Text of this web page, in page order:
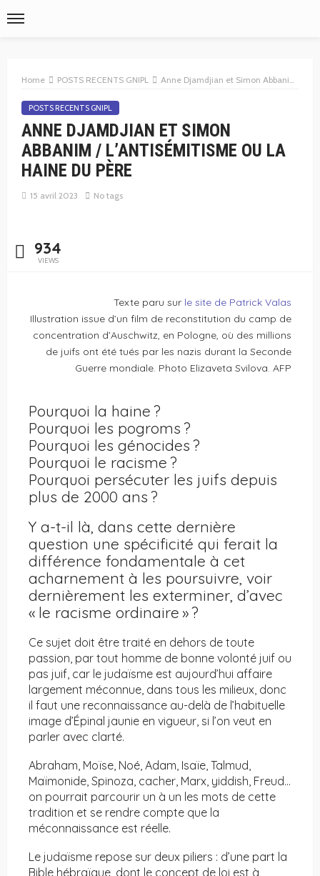
Home POSTS RECENTS GNIPL Anne Djamdjian et Simon Abbanim / L’antisémitisme ou la haine du père
POSTS RECENTS GNIPL
ANNE DJAMDJIAN ET SIMON
ABBANIM / L’ANTISÉMITISME OU LA
HAINE DU PÈRE
15 avril 2023 No tags
934
VIEWS
Texte paru sur le site de Patrick Valas
Illustration issue d’un film de reconstitution du camp de
concentration d’Auschwitz, en Pologne, où des millions
de juifs ont été tués par les nazis durant la Seconde
Guerre mondiale. Photo Elizaveta Svilova. AFP
Pourquoi la haine ?
Pourquoi les pogroms ?
Pourquoi les génocides ?
Pourquoi le racisme ?
Pourquoi persécuter les juifs depuis
plus de 2000 ans ?
Y a-t-il là, dans cette dernière
question une spécificité qui ferait la
différence fondamentale à cet
acharnement à les poursuivre, voir
dernièrement les exterminer, d’avec
« le racisme ordinaire » ?
Ce sujet doit être traité en dehors de toute
passion, par tout homme de bonne volonté juif ou
pas juif, car le judaïsme est aujourd’hui affaire
largement méconnue, dans tous les milieux, donc
il faut une reconnaissance au-delà de l’habituelle
image d’Épinal jaunie en vigueur, si l’on veut en
parler avec clarté.
Abraham, Moïse, Noé, Adam, Isaïe, Talmud,
Maïmonide, Spinoza, cacher, Marx, yiddish, Freud…
on pourrait parcourir un à un les mots de cette
tradition et se rendre compte que la
méconnaissance est réelle.
Le judaïsme repose sur deux piliers : d’une part la
Bible hébraïque, dont le concept de loi est à